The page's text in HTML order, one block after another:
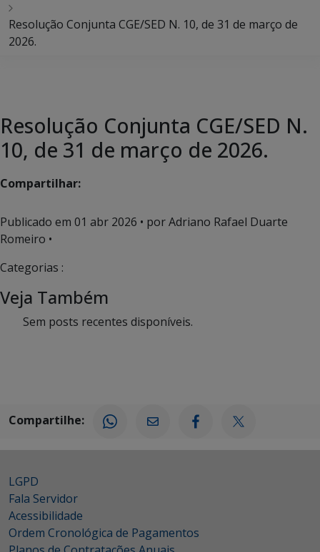
Resolução Conjunta CGE/SED N. 10, de 31 de março de
2026.
Resolução Conjunta CGE/SED N.
10, de 31 de março de 2026.
Compartilhar:
Publicado em 01 abr 2026 • por Adriano Rafael Duarte
Romeiro •
Categorias :
Veja Também
Sem posts recentes disponíveis.
Compartilhe:
LGPD
Fala Servidor
Acessibilidade
Ordem Cronológica de Pagamentos